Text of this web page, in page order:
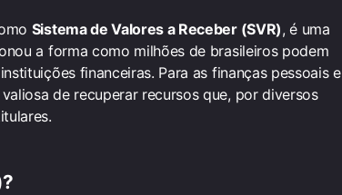
Sistema de Valores a Receber (SVR), é uma
a forma como milhões de brasileiros podem
financeiras. Para as finanças pessoais e
de recuperar recursos que, por diversos